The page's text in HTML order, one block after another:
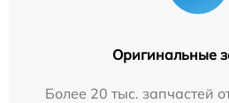
Оригинальные
Более 20 тыс. запчастей